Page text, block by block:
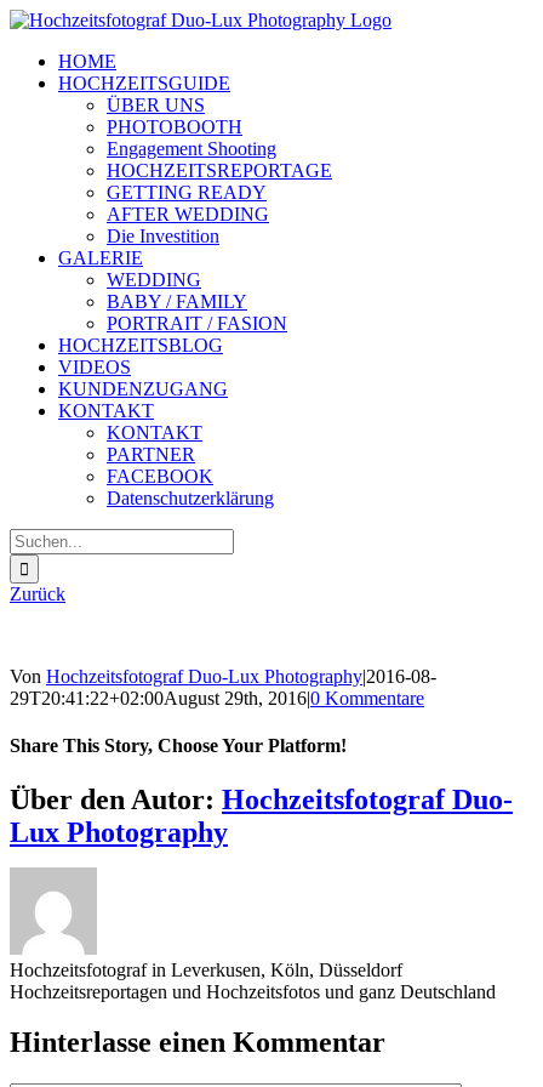
Zum
springenHOME
HOCHZEITSGUIDE
ÜBER UNS
PHOTOBOOTH
Engagement Shooting
HOCHZEITSREPORTAGE
GETTING READY
AFTER WEDDING
Die Investition
GALERIE
WEDDING
BABY / FAMILY
PORTRAIT / FASION
HOCHZEITSBLOG
VIDEOS
KUNDENZUGANG
KONTAKT
KONTAKT
PARTNER
FACEBOOK
Datenschutzerklärung
Suche
nach:
Zurück
Von Hochzeitsfotograf Duo-Lux Photography|2016-08-
29T20:41:22+02:00August 29th, 2016|0 Kommentare
Share This Story, Choose Your Platform!
Sharing_facebook
Sharing_twitter
Sharing_reddit
Über den Autor: Hochzeitsfotograf Duo-
Lux Photography
Hochzeitsfotograf in Leverkusen, Köln, Düsseldorf
Hochzeitsreportagen und Hochzeitsfotos und ganz Deutschland
Hinterlasse einen Kommentar